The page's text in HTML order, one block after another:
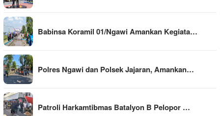
Babinsa Koramil 01/Ngawi Amankan Kegiata…
Polres Ngawi dan Polsek Jajaran, Amankan…
Patroli Harkamtibmas Batalyon B Pelopor …